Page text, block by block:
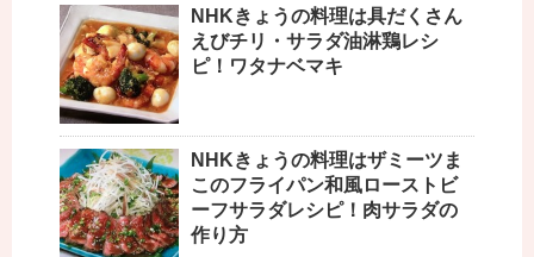
NHKきょうの料理は具だくさん
えびチリ・サラダ油淋鶏レシ
ピ！ワタナベマキ
NHKきょうの料理はザミーツま
このフライパン和風ローストビ
ーフサラダレシピ！肉サラダの
作り方